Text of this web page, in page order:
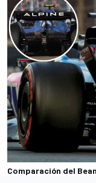
Comparación del